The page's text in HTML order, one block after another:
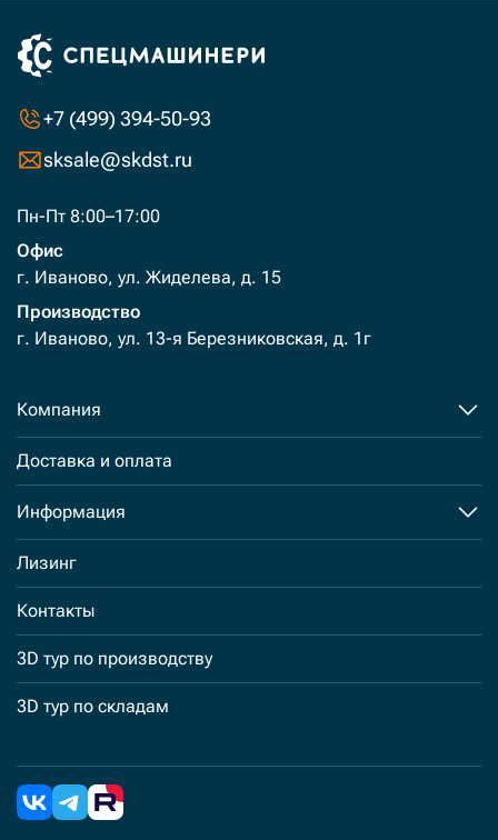
+7 (499) 394-50-93
sksale@skdst.ru
Пн-Пт 8:00–17:00
Офис
г. Иваново, ул. Жиделева, д. 15
Производство
г. Иваново, ул. 13-я Березниковская, д. 1г
Компания
Доставка и оплата
Информация
Лизинг
Контакты
3D тур по производству
3D тур по складам